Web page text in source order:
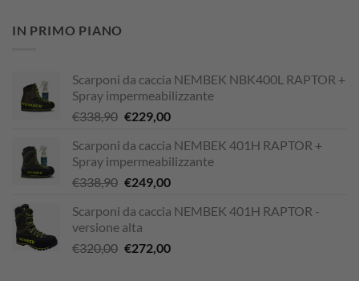
IN PRIMO PIANO
Scarponi da caccia NEMBEK NBK400L RAPTOR +
Spray impermeabilizzante
€338,90 Il
originale
era:
€338,90.
€229,00Il
attuale
è:
€229,00.
Scarponi da caccia NEMBEK 401H RAPTOR +
Spray impermeabilizzante
€338,90 Il
originale
era:
€338,90.
€249,00Il
attuale
€249,00.
Scarponi da caccia NEMBEK 401H RAPTOR -
versione alta
€320,00 Il
€272,00Il